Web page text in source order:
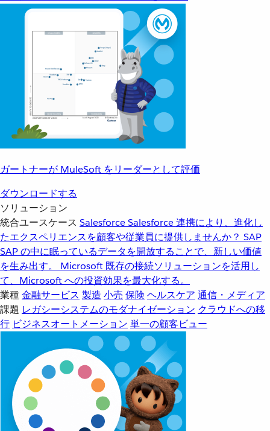
ガートナーが MuleSoft をリーダーとして評価
ダウンロードする
ソリューション
統合ユースケース SalesforceSalesforce 連携により、進化し
たエクスペリエンスを顧客や従業員に提供しませんか？ SAP
SAP の中に眠っているデータを開放することで、新しい価値
を生み出す。
Microsoft 既存の接続ソリューションを活用し
て、Microsoft への投資効果を最大化する。
業種金融サービス 製造 小売 保険 ヘルスケア 通信・メディア
課題 レガシーシステムのモダナイゼーション クラウドへの移
行 ビジネスオートメーション 単一の顧客ビュー